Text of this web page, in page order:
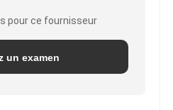
pour ce fournisseur
un examen